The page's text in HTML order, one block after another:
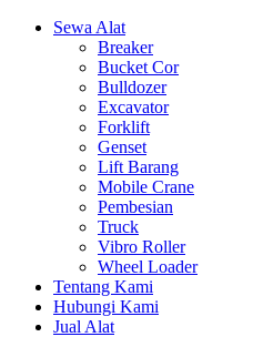
Sewa Alat
Breaker
Bucket Cor
Bulldozer
Excavator
Forklift
Genset
Lift Barang
Mobile Crane
Pembesian
Truck
Vibro Roller
Wheel Loader
Tentang Kami
Hubungi Kami
Jual Alat